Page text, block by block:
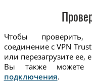
Чтобы
соединение с VPN
или перезагрузите ее,
Вы также можете
подключения.